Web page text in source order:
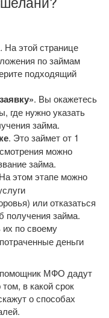
. На этой странице
по займам
подходящий
. Вы окажетесь
где нужно указать
займа.
. Это займет от 1
можно
займа.
этом этапе можно
или отказаться
получения займа.
по своему
деньги
помощник МФО дадут
в какой срок
о способах